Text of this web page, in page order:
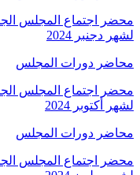
محضر اجتماع المجلس
لشهر دجنبر 2024
محاضر دورات المجلس
محضر اجتماع المجلس
لشهر أكتوبر 2024
محاضر دورات المجلس
محضر اجتماع المجلس